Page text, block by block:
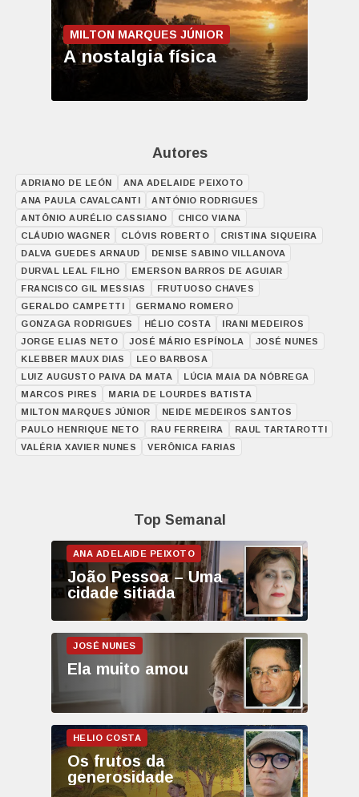
MILTON MARQUES JÚNIOR
A nostalgia física
Autores
ADRIANO DE LEÓN
ANA ADELAIDE PEIXOTO
ANA PAULA CAVALCANTI
ANTÓNIO RODRIGUES
ANTÔNIO AURÉLIO CASSIANO
CHICO VIANA
CLÁUDIO WAGNER
CLÓVIS ROBERTO
CRISTINA SIQUEIRA
DALVA GUEDES ARNAUD
DENISE SABINO VILLANOVA
DURVAL LEAL FILHO
EMERSON BARROS DE AGUIAR
FRANCISCO GIL MESSIAS
FRUTUOSO CHAVES
GERALDO CAMPETTI
GERMANO ROMERO
GONZAGA RODRIGUES
HÉLIO COSTA
IRANI MEDEIROS
JORGE ELIAS NETO
JOSÉ MÁRIO ESPÍNOLA
JOSÉ NUNES
KLEBBER MAUX DIAS
LEO BARBOSA
LUIZ AUGUSTO PAIVA DA MATA
LÚCIA MAIA DA NÓBREGA
MARCOS PIRES
MARIA DE LOURDES BATISTA
MILTON MARQUES JÚNIOR
NEIDE MEDEIROS SANTOS
PAULO HENRIQUE NETO
RAU FERREIRA
RAUL TARTAROTTI
VALÉRIA XAVIER NUNES
VERÔNICA FARIAS
Top Semanal
João Pessoa – Uma
cidade sitiada
Ela muito amou
Os frutos da
generosidade